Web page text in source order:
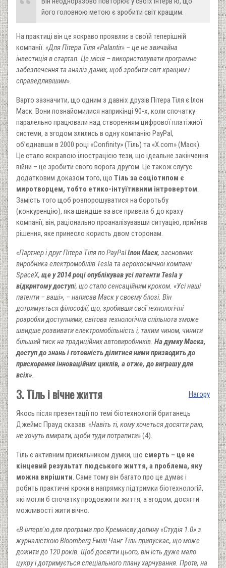
його головною метою є зробити світ кращим.
На практиці він це яскраво проявляє в своїй теперішній
компанії. «Для Пітера Тіля «Palantir» – це не звичайна
інвестиція в стартап. Це місія – використовувати програмне
забезпечення та аналіз даних, щоб зробити світ кращим і
справедливішим».
Варто зазначити, що одним з давніх друзів Пітера Тіля є Ілон
Маск. Вони познайомилися наприкінці 90-х, коли спочатку
паралельно працювали над створенням цифрової платіжної
системи, а згодом злились в одну компанію PayPal,
об’єднавши в 2000 році «Confinity» (Тіль) та «Х.com» (Маск).
Це стало яскравою ілюстрацією тези, що ідеальне закінчення
війни – це зробити свого ворога другом. Це також слугує
додатковим доказом того, що Тіль за соціотипом є
миротворцем, тобто етико-інтуїтивним інтровертом.
Замість того щоб розпорошуватися на боротьбу
(конкуренцію), яка швидше за все привела б до краху
компанії, він, раціонально проаналізувавши ситуацію, прийняв
рішення, яке принесло користь двом сторонам.
«Партнер і друг Пітера Тіля по PayPalІлон Маск, засновник
виробника електромобілів Tesla та аерокосмічної компанії
SpaceX, ще у 2014 році опублікував усі патенти Tesla у
відкритому доступі, що стало сенсаційним кроком. «Усі наші
патенти – ваші», – написав Маск у своєму блозі. Він
дотримується філософії, що, зробивши свої технологічні
розробки доступними, світова технологічна спільнота зможе
швидше розвивати електромобільність і, таким чином, чинити
більший тиск на традиційних автовиробників. На думку Маска,
доступ до знань і готовність ділитися ними призводить до
прискорення інноваційних циклів, а отже, до виграшу для
всіх».
Нагору
3. Тіль і вічне життя
Якось після презентації по темі біотехнологій британець
Джеймс Прауд сказав: «Навіть ті, кому хочеться досягти раю,
не хочуть вмирати, щоби туди потрапити»(4).
Тіль є активним прихильником думки, що смерть – це не
кінцевий результат людського життя, а проблема, яку
можна вирішити. Саме тому він багато про це думає і
робить практичні кроки в напрямку підтримки біотехнологій,
які могли б спочатку продовжити життя, а згодом, досягти
можливості жити вічно.
«В інтерв'ю для програми про Кремнієву долину «Студія 1.0» з
журналісткою Bloomberg Емілі Чанг Тіль припускає, що може
дожити до 120 років. Щоб досягти цього, він їсть дуже мало
цукру і дотримується спеціального плану харчування. Проте, на